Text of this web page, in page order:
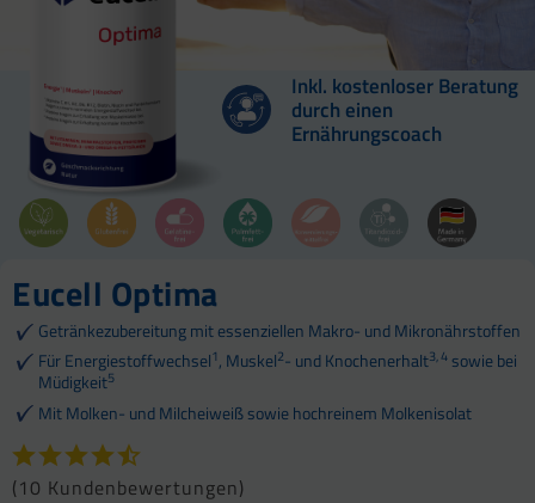
Inkl. kostenloser Beratung
durch einen
Ernährungscoach
Eucell Optima
Getränkezubereitung mit essenziellen Makro- und Mikronährstoffen
Für Energiestoffwechsel1, Muskel2- und Knochenerhalt3, 4sowie bei
Müdigkeit5
Mit Molken- und Milcheiweiß sowie hochreinem Molkenisolat
(10 Kundenbewertungen)